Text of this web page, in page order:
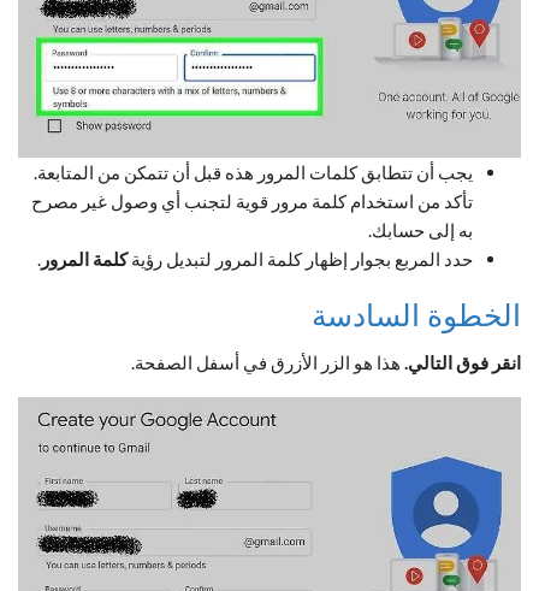
يجب أن تتطابق كلمات المرور هذه قبل أن تتمكن من المتابعة.
تأكد من استخدام كلمة مرور قوية لتجنب أي وصول غير مصرح
به إلى حسابك.
حدد المربع بجوار إظهار كلمة المرور لتبديل رؤيةكلمة المرور .
الخطوة السادسة
انقر فوق التالي. هذا هو الزر الأزرق في أسفل الصفحة.